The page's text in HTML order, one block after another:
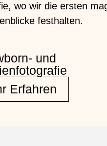
wo wir die ersten
festhalten.
und
Erfahren